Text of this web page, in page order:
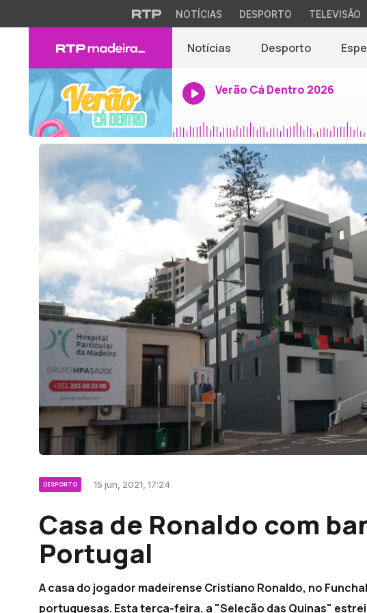
NOTÍCIAS DESPORTO TELEVISÃO
Notícias Desporto
Verão Cá Dentro 2026
DESPORTO 15 jun, 2021, 17:24
Casa de Ronaldo com
Portugal
A casa do jogador madeirense Cristiano Ronaldo, no
portuguesas. Esta terça-feira, a "Seleção das Quinas"